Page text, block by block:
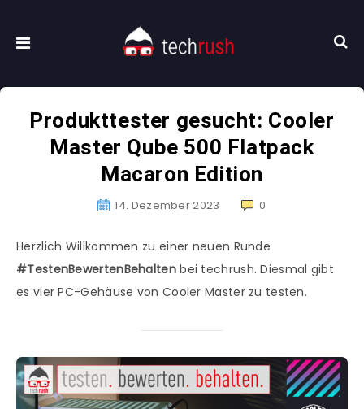
Produkttester gesucht: Cooler
Master Qube 500 Flatpack
Macaron Edition
14. Dezember 2023 0
Herzlich Willkommen zu einer neuen Runde
#TestenBewertenBehaltenbei techrush. Diesmal gibt
es vier PC-Gehäuse von Cooler Master zu testen.